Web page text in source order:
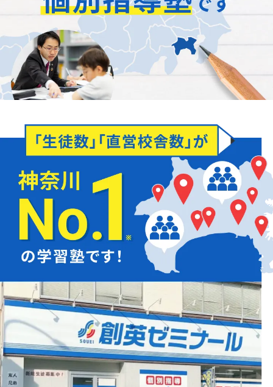
「正社員が担当」します
どんなことでもお聞かせください
お子様の学習面だけでなく、
知っておきたい「入試の仕組みや傾向」も
保護者様にご説明いたします。